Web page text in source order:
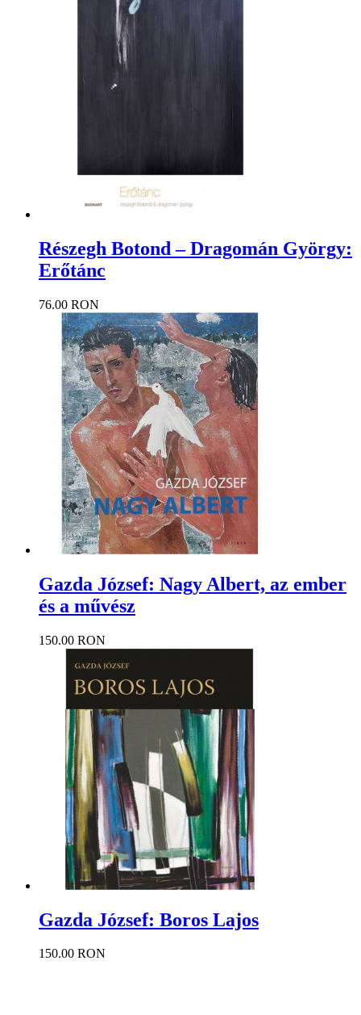
Részegh Botond – Dragomán György:
Erőtánc
76.00 RON
Gazda József: Nagy Albert, az ember
és a művész
150.00 RON
Gazda József: Boros Lajos
150.00 RON